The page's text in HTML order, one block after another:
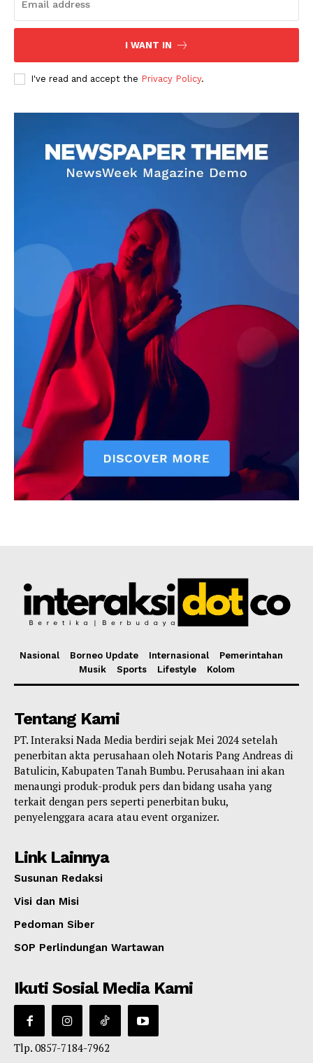
I WANT IN
I've read and accept the Privacy Policy.
Nasional Borneo Update Internasional
Pemerintahan
Musik
Sports Lifestyle Kolom
Tentang Kami
PT. Interaksi Nada Media berdiri sejak Mei 2024 setelah
penerbitan akta perusahaan oleh Notaris Pang Andreas di
Batulicin, Kabupaten Tanah Bumbu. Perusahaan ini akan
menaungi produk-produk pers dan bidang usaha yang
terkait dengan pers seperti penerbitan buku,
penyelenggara acara atau event organizer.
Link Lainnya
Susunan Redaksi
Visi dan Misi
Pedoman Siber
SOP Perlindungan Wartawan
Ikuti Sosial Media Kami
Tlp. 0857-7184-7962